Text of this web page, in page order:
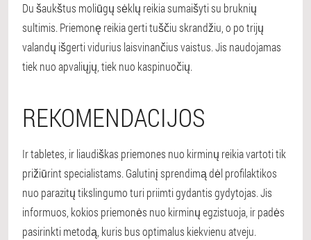
Du šaukštus moliūgų sėklų reikia sumaišyti su bruknių
sultimis. Priemonę reikia gerti tuščiu skrandžiu, o po trijų
valandų išgerti vidurius laisvinančius vaistus. Jis naudojamas
tiek nuo apvaliųjų, tiek nuo kaspinuočių.
REKOMENDACIJOS
Ir tabletes, ir liaudiškas priemones nuo kirminų reikia vartoti tik
prižiūrint specialistams. Galutinį sprendimą dėl profilaktikos
nuo parazitų tikslingumo turi priimti gydantis gydytojas. Jis
informuos, kokios priemonės nuo kirminų egzistuoja, ir padės
pasirinkti metodą, kuris bus optimalus kiekvienu atveju.